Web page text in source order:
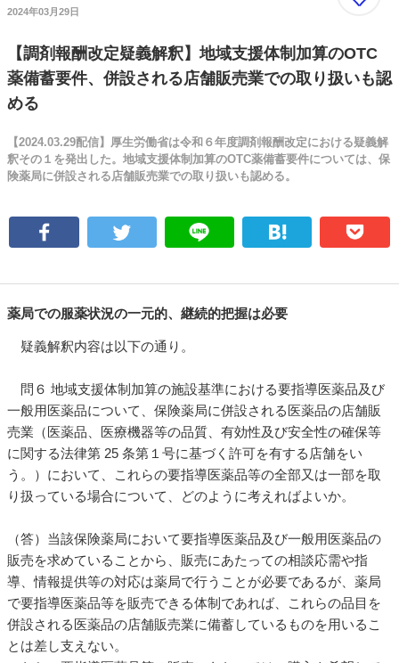
2024年03月29日
【調剤報酬改定疑義解釈】地域支援体制加算のOTC
薬備蓄要件、併設される店舗販売業での取り扱いも認
める
【2024.03.29配信】厚生労働省は令和６年度調剤報酬改定における疑義解
釈その１を発出した。地域支援体制加算のOTC薬備蓄要件については、保
険薬局に併設される店舗販売業での取り扱いも認める。
薬局での服薬状況の一元的、継続的把握は必要
疑義解釈内容は以下の通り。
問６ 地域支援体制加算の施設基準における要指導医薬品及び
一般用医薬品について、保険薬局に併設される医薬品の店舗販
売業（医薬品、医療機器等の品質、有効性及び安全性の確保等
に関する法律第 25 条第１号に基づく許可を有する店舗をい
う。）において、これらの要指導医薬品等の全部又は一部を取
り扱っている場合について、どのように考えればよいか。
（答）当該保険薬局において要指導医薬品及び一般用医薬品の
販売を求めていることから、販売にあたっての相談応需や指
導、情報提供等の対応は薬局で行うことが必要であるが、薬局
で要指導医薬品等を販売できる体制であれば、これらの品目を
併設される医薬品の店舗販売業に備蓄しているものを用いるこ
とは差し支えない。